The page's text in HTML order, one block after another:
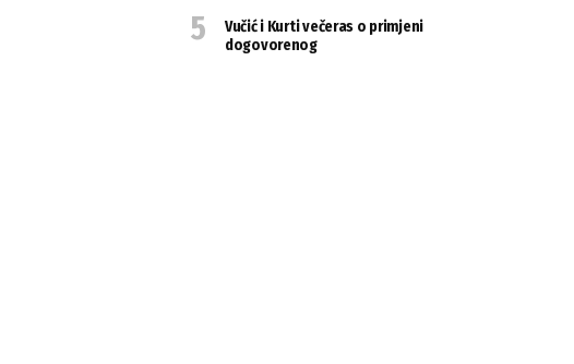
Vučić i Kurti večeras o primjeni
dogovorenog